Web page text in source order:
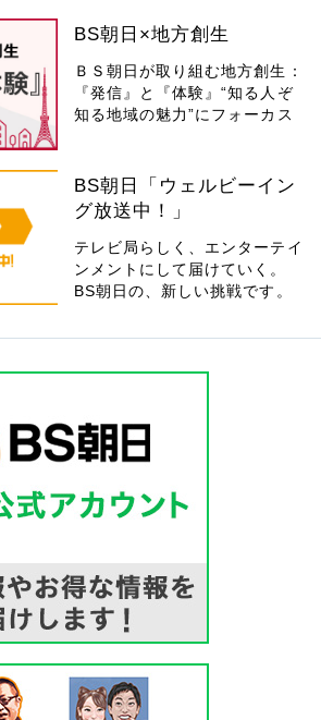
BS朝日×地方創生
ＢＳ朝日が取り組む地方創生：
『発信』と『体験』“知る人ぞ
知る地域の魅力”にフォーカス
BS朝日「ウェルビーイン
グ放送中！」
テレビ局らしく、エンターテイ
ンメントにして届けていく。
BS朝日の、新しい挑戦です。